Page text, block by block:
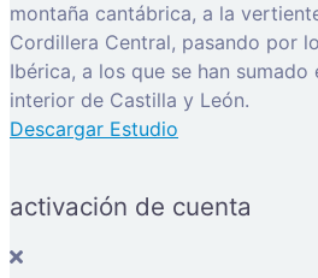
montaña cantábrica, a la
Cordillera Central, pasando por
Ibérica, a los que se han sumado
interior de Castilla y León.
Descargar Estudio
activación de cuenta